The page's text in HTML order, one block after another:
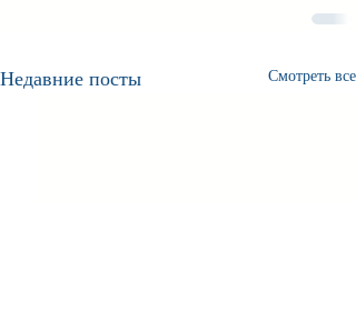
Недавние посты Смотреть все